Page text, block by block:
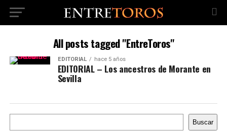
All posts tagged "EntreToros"
EDITORIAL hace 5 años
EDITORIAL – Los ancestros de Morante en
Sevilla
Buscar
Buscar